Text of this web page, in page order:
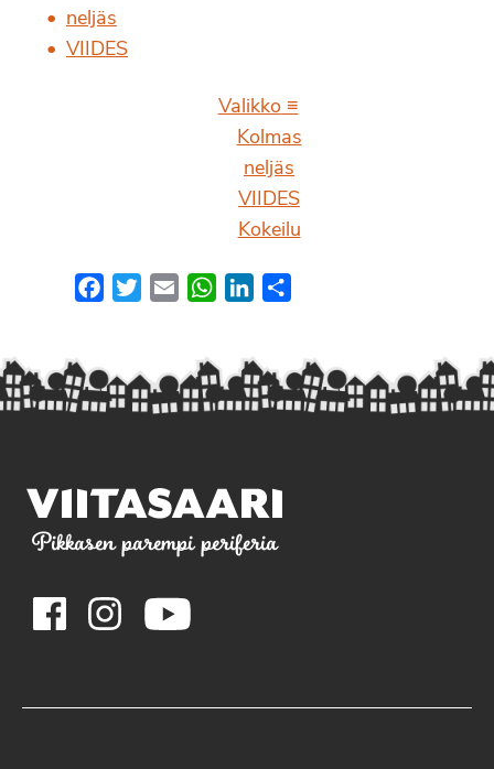
neljäs
VIIDES
Valikko
Kolmas
neljäs
VIIDES
Kokeilu
FacebookTwitterEmail WhatsApp
LinkedIn
Pikkasen parempi periferia